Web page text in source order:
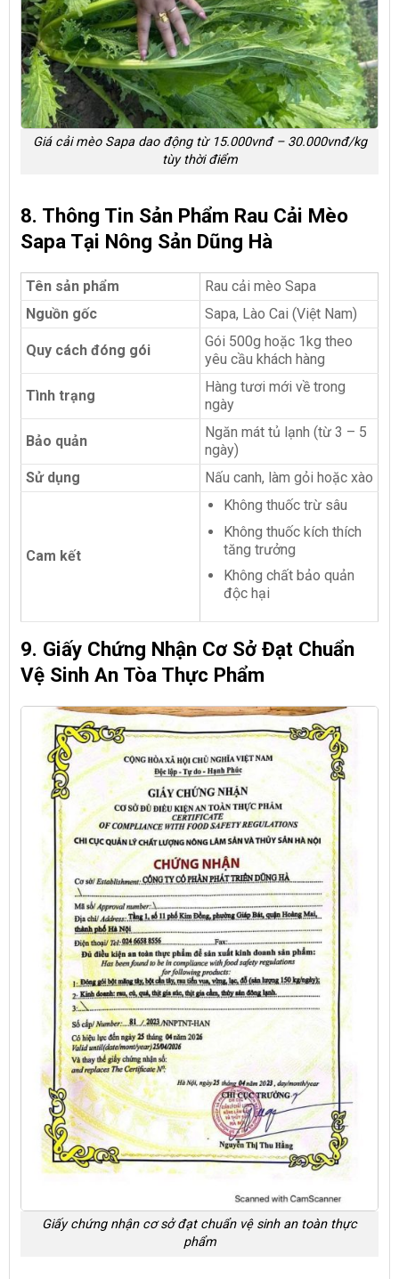
Giá cải mèo Sapa dao động từ 15.000vnđ – 30.000vnđ/kg
tùy thời điểm
8. Thông Tin Sản Phẩm Rau Cải Mèo
Sapa Tại Nông Sản Dũng Hà
Tên sản phẩm
Rau cải mèo Sapa
Nguồn gốc
Sapa, Lào Cai (Việt Nam)
Quy cách đóng gói
Gói 500g hoặc 1kg theo
yêu cầu khách hàng
Tình trạng
Hàng tươi mới về trong
ngày
Bảo quản
Ngăn mát tủ lạnh (từ 3 – 5
ngày)
Sử dụng
Nấu canh, làm gỏi hoặc xào
Cam kết
Không thuốc trừ sâu
Không thuốc kích thích
tăng trưởng
Không chất bảo quản
độc hại
9. Giấy Chứng Nhận Cơ Sở Đạt Chuẩn
Vệ Sinh An Tòa Thực Phẩm
Giấy chứng nhận cơ sở đạt chuẩn vệ sinh an toàn thực
phẩm